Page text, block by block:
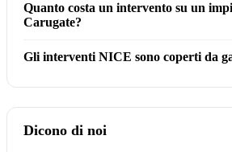
Quanto costa un intervento su un
Carugate?
Gli interventi NICE sono coperti da
Dicono di noi